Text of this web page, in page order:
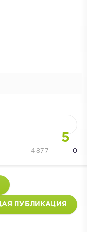
5
0
4 877
ПУБЛИКАЦИЯ